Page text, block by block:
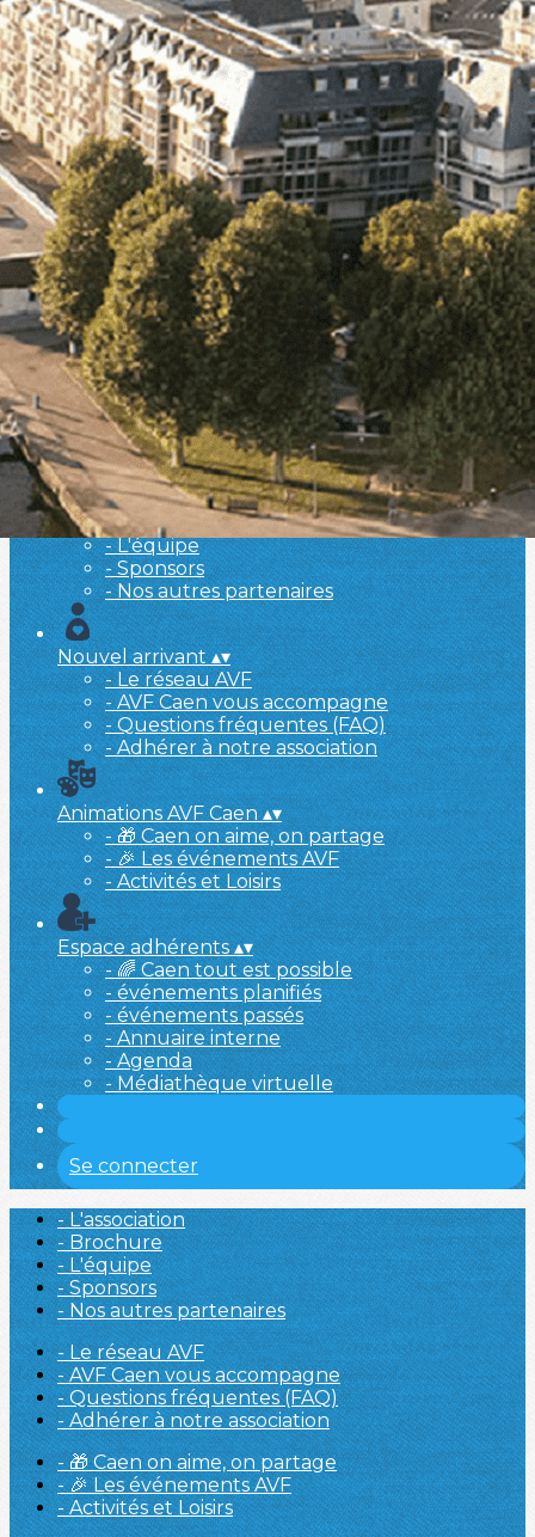
Exporter les lignes sélectionnées
Exporter toutes les colonnes
Exporter uniquement les colonnes affichées
Menu
<
>
- 🎁 Caen on aime, on partage
- 🎉 Les événements AVF
- Activités et Loisirs
Ajoutez un logo, un bouton, des réseaux sociaux
Cliquez pour éditer
L'association▴▾
- L'association
- Brochure
- L'équipe
- Sponsors
- Nos autres partenaires
Nouvel arrivant▴▾
- Le réseau AVF
- AVF Caen vous accompagne
- Questions fréquentes (FAQ)
- Adhérer à notre association
Animations AVF Caen▴▾
- 🎁 Caen on aime, on partage
- 🎉 Les événements AVF
- Activités et Loisirs
Espace adhérents▴▾
- 🌈 Caen tout est possible
- événements planifiés
- événements passés
- Annuaire interne
- Agenda
- Médiathèque virtuelle
Se connecter
- L'association
- Brochure
- L'équipe
- Sponsors
- Nos autres partenaires
- Le réseau AVF
- AVF Caen vous accompagne
- Questions fréquentes (FAQ)
- Adhérer à notre association
- 🎁 Caen on aime, on partage
- 🎉 Les événements AVF
- Activités et Loisirs